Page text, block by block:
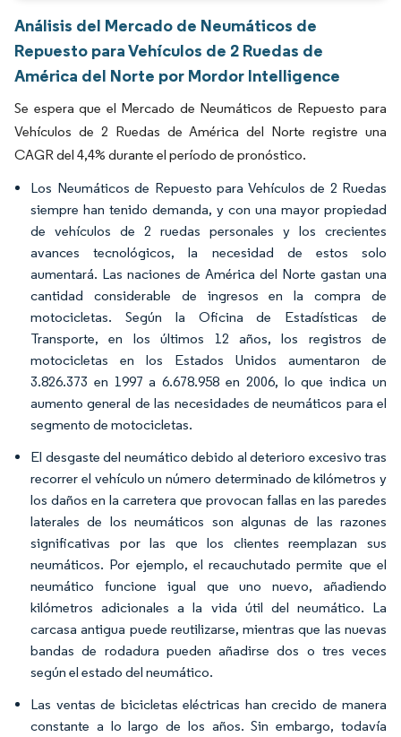
Análisis del Mercado de Neumáticos de
Repuesto para Vehículos de 2 Ruedas de
América del Norte por Mordor Intelligence
Se espera que el Mercado de Neumáticos de Repuesto para
Vehículos de 2 Ruedas de América del Norte registre una
CAGR del 4,4% durante el período de pronóstico.
Los Neumáticos de Repuesto para Vehículos de 2 Ruedas
siempre han tenido demanda, y con una mayor propiedad
de vehículos de 2 ruedas personales y los crecientes
avances tecnológicos, la necesidad de estos solo
aumentará. Las naciones de América del Norte gastan una
cantidad considerable de ingresos en la compra de
motocicletas. Según la Oficina de Estadísticas de
Transporte, en los últimos 12 años, los registros de
motocicletas en los Estados Unidos aumentaron de
3.826.373 en 1997 a 6.678.958 en 2006, lo que indica un
aumento general de las necesidades de neumáticos para el
segmento de motocicletas.
El desgaste del neumático debido al deterioro excesivo tras
recorrer el vehículo un número determinado de kilómetros y
los daños en la carretera que provocan fallas en las paredes
laterales de los neumáticos son algunas de las razones
significativas por las que los clientes reemplazan sus
neumáticos. Por ejemplo, el recauchutado permite que el
neumático funcione igual que uno nuevo, añadiendo
kilómetros adicionales a la vida útil del neumático. La
carcasa antigua puede reutilizarse, mientras que las nuevas
bandas de rodadura pueden añadirse dos o tres veces
según el estado del neumático.
Las ventas de bicicletas eléctricas han crecido de manera
constante a lo largo de los años. Sin embargo, todavía